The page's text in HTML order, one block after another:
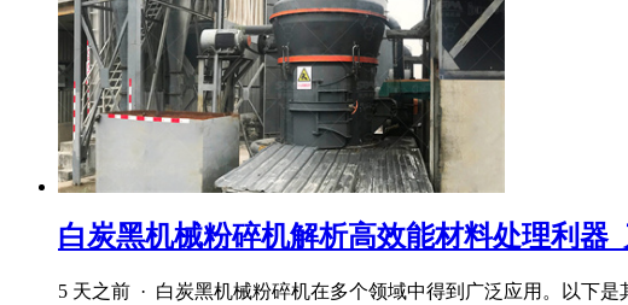
白炭黑机械粉碎机解析高效能材料处理利器
5 天之前 · 白炭黑机械粉碎机在多个领域中得到广泛应用。以下